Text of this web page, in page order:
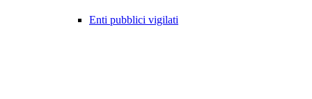
Enti pubblici vigilati